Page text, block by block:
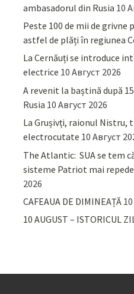
ambasadorul din Rusia 10
Peste 100 de mii de grivne
astfel de plăți în regiunea
La Cernăuți se introduce
electrice 10 Август 2026
A revenit la baștină după
Rusia 10 Август 2026
La Grușivți, raionul Nistru,
electrocutate 10 Август
The Atlantic: SUA se tem
sisteme Patriot mai
2026
CAFEAUA DE DIMINEAȚĂ
10 AUGUST – ISTORICUL